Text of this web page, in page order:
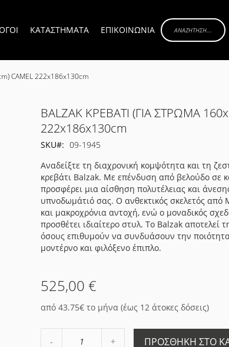
ΚΑΤΑΣΤΗΜΑΤΑ ΕΠΙΚΟΙΝΩΝΙΑ
CAMEL 222x186x130cm
BALZAK ΚΡΕΒΑΤΙ (ΓΙΑ ΣΤΡΩΜΑ
222x186x130cm
SKU
09-1945
Αναδείξτε τη διαχρονική κομψότητα και τη
κρεβάτι Balzak. Με επένδυση από βελούδο σε
προσφέρει μια αίσθηση πολυτέλειας και
υπνοδωμάτιό σας. Ο ανθεκτικός σκελετός από
και μακροχρόνια αντοχή, ενώ ο μοναδικός
προσθέτει ιδιαίτερο στυλ. Το Balzak αποτελεί
όσους επιθυμούν να συνδυάσουν την
μοντέρνο και φιλόξενο έπιπλο.
525,00 €
από 43.75€ το μήνα (έως 12 άτοκες δόσεις)
Αύξηση
ΠΡΟΣΘΉΚΗ ΣΤΟ